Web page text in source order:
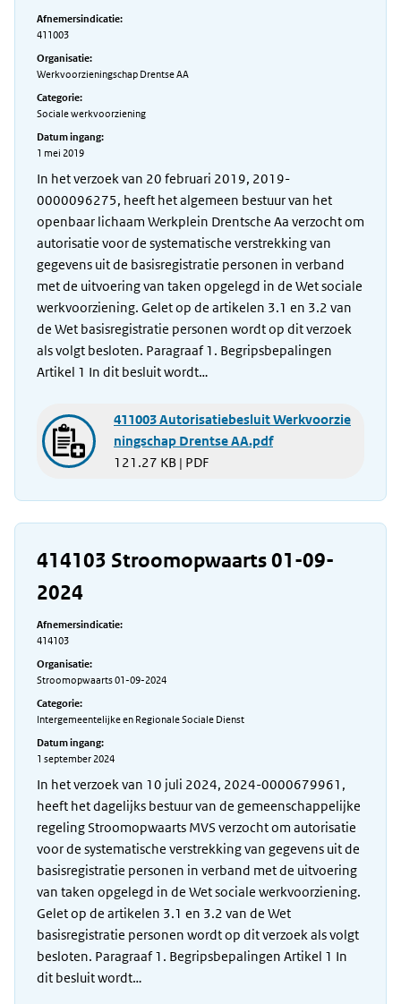
Afnemersindicatie:
411003
Organisatie:
Werkvoorzieningschap Drentse AA
Categorie:
Sociale werkvoorziening
Datum ingang:
1 mei 2019
In het verzoek van 20 februari 2019, 2019-
0000096275, heeft het algemeen bestuur van het
openbaar lichaam Werkplein Drentsche Aa verzocht om
autorisatie voor de systematische verstrekking van
gegevens uit de basisregistratie personen in verband
met de uitvoering van taken opgelegd in de Wet sociale
werkvoorziening. Gelet op de artikelen 3.1 en 3.2 van
de Wet basisregistratie personen wordt op dit verzoek
als volgt besloten. Paragraaf 1. Begripsbepalingen
Artikel 1 In dit besluit wordt…
411003 Autorisatiebesluit Werkvoorzie
ningschap Drentse AA.pdf
121.27 KB | PDF
414103 Stroomopwaarts 01-09-
2024
Afnemersindicatie:
414103
Organisatie:
Stroomopwaarts 01-09-2024
Categorie:
Intergemeentelijke en Regionale Sociale Dienst
Datum ingang:
1 september 2024
In het verzoek van 10 juli 2024, 2024-0000679961,
heeft het dagelijks bestuur van de gemeenschappelijke
regeling Stroomopwaarts MVS verzocht om autorisatie
voor de systematische verstrekking van gegevens uit de
basisregistratie personen in verband met de uitvoering
van taken opgelegd in de Wet sociale werkvoorziening.
Gelet op de artikelen 3.1 en 3.2 van de Wet
basisregistratie personen wordt op dit verzoek als volgt
besloten. Paragraaf 1. Begripsbepalingen Artikel 1 In
dit besluit wordt…